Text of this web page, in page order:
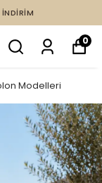
0
Modelleri